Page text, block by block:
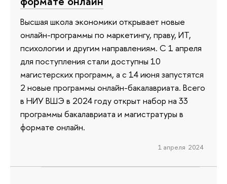
Высшая школа экономики открывает новые
онлайн-программы по маркетингу, праву, ИТ,
психологии и другим направлениям. С 1 апреля
для поступления стали доступны 10
магистерских программ, а с 14 июня запустятся
2 новые программы онлайн-бакалавриата. Всего
в НИУ ВШЭ в 2024 году открыт набор на 33
программы бакалавриата и магистратуры в
формате онлайн.
1 апреля 2024